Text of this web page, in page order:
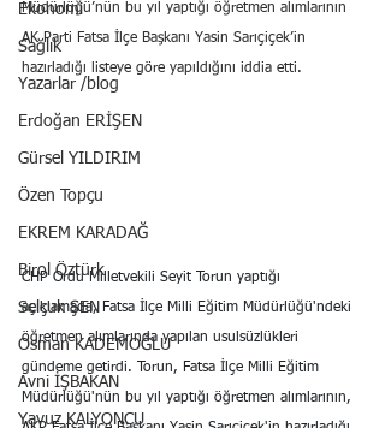
Ekonomi
Sağlık
Yazarlar /blog
Erdoğan ERİŞEN
Gürsel YILDIRIM
Özen Topçu
EKREM KARADAĞ
Birol Öztürk
Selçuk ŞEN
Osman KADEMOĞLU
Avni İŞBAKAN
Yavuz KALYONCU
Müdürlüğü’nün bu yıl yaptığı öğretmen alımlarının
AK Parti Fatsa İlçe Başkanı Yasin Sarıçiçek’in
hazırladığı listeye göre yapıldığını iddia etti.
CHP Ordu Milletvekili Seyit Torun yaptığı
açıklamada, Fatsa İlçe Milli Eğitim Müdürlüğü'ndeki
öğretmen alımlarında yapılan usulsüzlükleri
gündeme getirdi. Torun, Fatsa İlçe Milli Eğitim
Müdürlüğü'nün bu yıl yaptığı öğretmen alımlarının,